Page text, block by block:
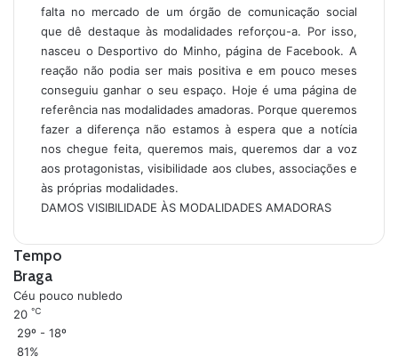
falta no mercado de um órgão de comunicação social
que dê destaque às modalidades reforçou-a. Por isso,
nasceu o Desportivo do Minho, página de Facebook. A
reação não podia ser mais positiva e em pouco meses
conseguiu ganhar o seu espaço. Hoje é uma página de
referência nas modalidades amadoras. Porque queremos
fazer a diferença não estamos à espera que a notícia
nos chegue feita, queremos mais, queremos dar a voz
aos protagonistas, visibilidade aos clubes, associações e
às próprias modalidades.
DAMOS VISIBILIDADE ÀS MODALIDADES AMADORAS
Tempo
Braga
Céu pouco nubledo
20 ℃
29º - 18º
81%